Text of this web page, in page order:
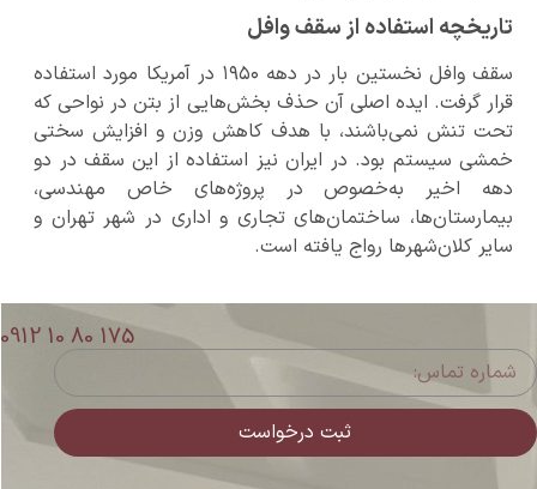
تاریخچه استفاده از سقف وافل
سقف وافل نخستین بار در دهه ۱۹۵۰ در آمریکا مورد استفاده
قرار گرفت. ایده اصلی آن حذف بخش‌هایی از بتن در نواحی که
تحت تنش نمی‌باشند، با هدف کاهش وزن و افزایش سختی
خمشی سیستم بود. در ایران نیز استفاده از این سقف در دو
دهه اخیر به‌خصوص در پروژه‌های خاص مهندسی،
بیمارستان‌ها، ساختمان‌های تجاری و اداری در شهر تهران و
سایر کلان‌شهرها رواج یافته است.
0912 10 80 175
ثبت درخواست